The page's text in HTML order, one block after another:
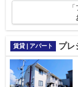
賃貸 | アパート プレ